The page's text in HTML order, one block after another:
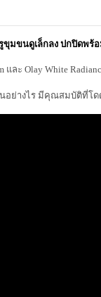
รูขุมขนดูเล็กลง ปกปิดพร้
และ Olay White
นอย่างไร มีคุณสมบัติที่โ